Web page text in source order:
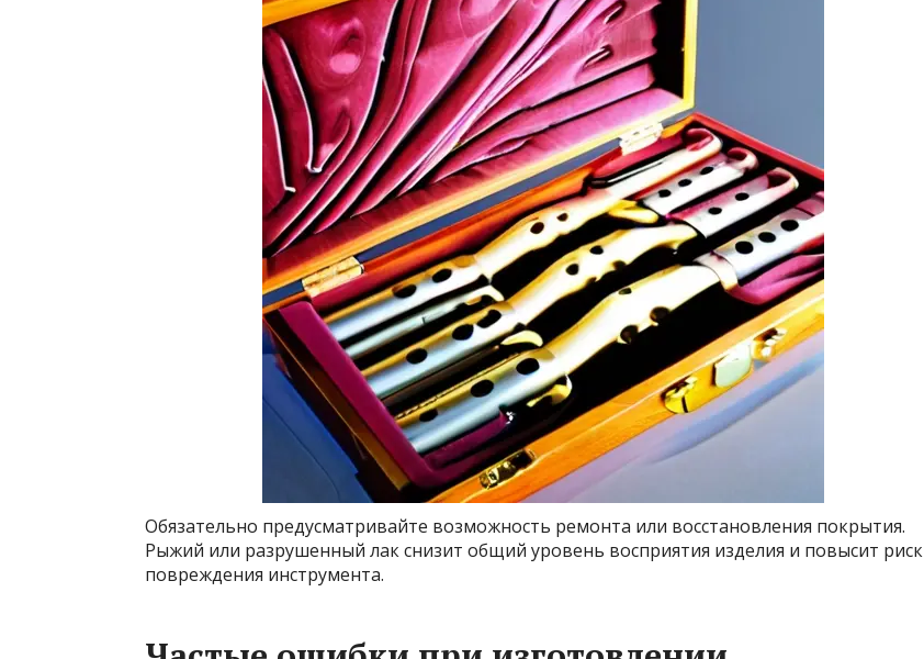
Обязательно предусматривайте возможность ремонта или восстановления покрытия.
Рыжий или разрушенный лак снизит общий уровень восприятия изделия и повысит риск
повреждения инструмента.